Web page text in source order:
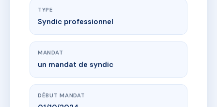
TYPE
Syndic professionnel
MANDAT
un mandat de syndic
DÉBUT MANDAT